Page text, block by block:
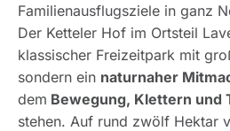
Familienausflugsziele in ganz
Der Ketteler Hof im Ortsteil
klassischer Freizeitpark mit
sondern ein naturnaher
dem Bewegung, Klettern und
stehen. Auf rund zwölf Hektar